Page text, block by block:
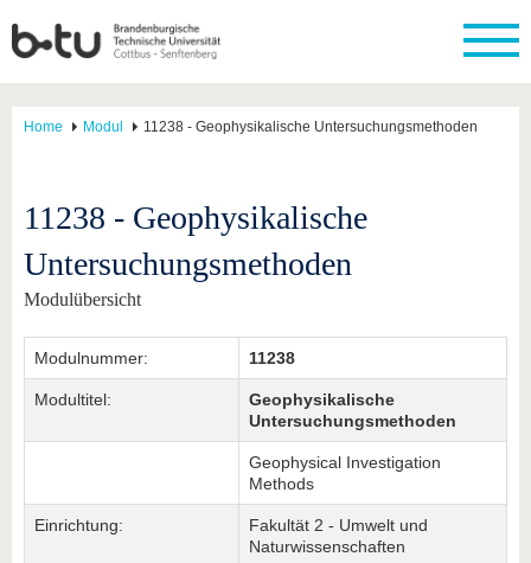
Home Modul 11238 - Geophysikalische Untersuchungsmethoden
11238 - Geophysikalische
Untersuchungsmethoden
Modulübersicht
Modulnummer: 11238
Modultitel:
Geophysikalische
Untersuchungsmethoden
Geophysical Investigation
Methods
Einrichtung:
Fakultät 2 - Umwelt und
Naturwissenschaften